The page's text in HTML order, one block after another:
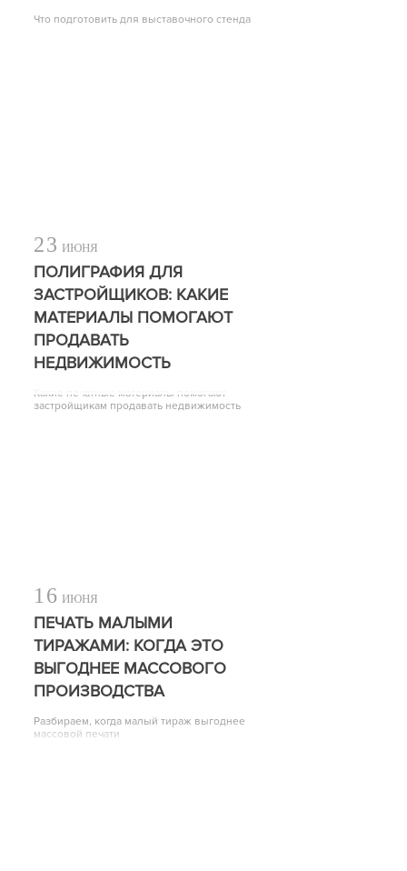
Что подготовить для выставочного стенда
23 ИЮНЯ
ПОЛИГРАФИЯ ДЛЯ
ЗАСТРОЙЩИКОВ: КАКИЕ
МАТЕРИАЛЫ ПОМОГАЮТ
ПРОДАВАТЬ
НЕДВИЖИМОСТЬ
Какие печатные материалы помогают
застройщикам продавать недвижимость
16 ИЮНЯ
ПЕЧАТЬ МАЛЫМИ
ТИРАЖАМИ: КОГДА ЭТО
ВЫГОДНЕЕ МАССОВОГО
ПРОИЗВОДСТВА
Разбираем, когда малый тираж выгоднее
массовой печати